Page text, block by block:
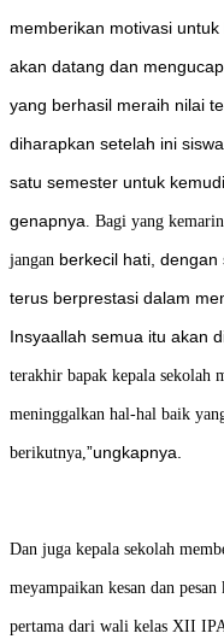
memberikan motivasi
akan datang dan
yang berhasil meraih nilai
diharapkan setelah ini
satu semester untuk
genapnya . Bagi yang
jangan berkecil hati,
terus berprestasi dalam
Insyaallah semua itu akan
terakhir bapak kepala sekolah
meninggalkan hal-hal baik
berikutnya, ”ungkapnya.
Dan juga kepala sekolah
meyampaikan kesan dan
pertama dari wali kelas XII